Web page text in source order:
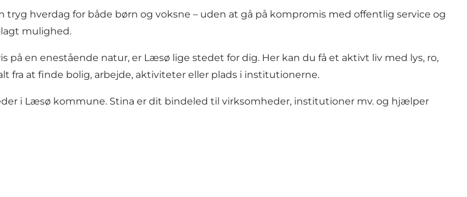
hverdag for både børn og voksne – uden at gå på kompromis med offentlig service og
mulighed.
en enestående natur, er Læsø lige stedet for dig. Her kan du få et aktivt liv med lys, ro,
fra at finde bolig, arbejde, aktiviteter eller plads i institutionerne.
i Læsø kommune. Stina er dit bindeled til virksomheder, institutioner mv. og hjælper